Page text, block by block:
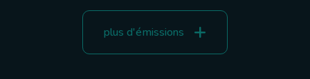
plus d'émissions